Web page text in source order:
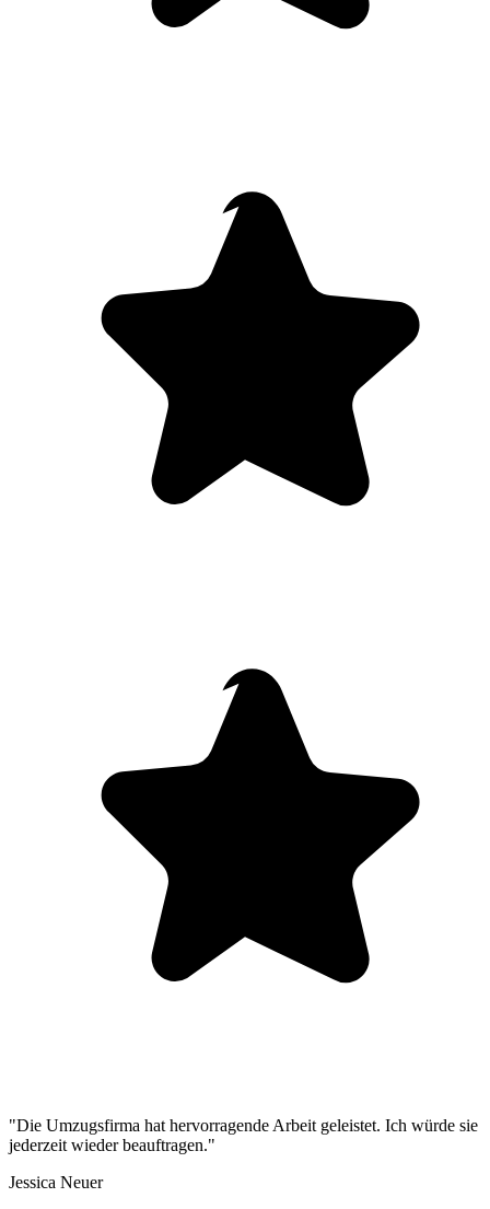
"Die Umzugsfirma hat hervorragende Arbeit geleistet. Ich würde sie
jederzeit wieder beauftragen."
Jessica Neuer